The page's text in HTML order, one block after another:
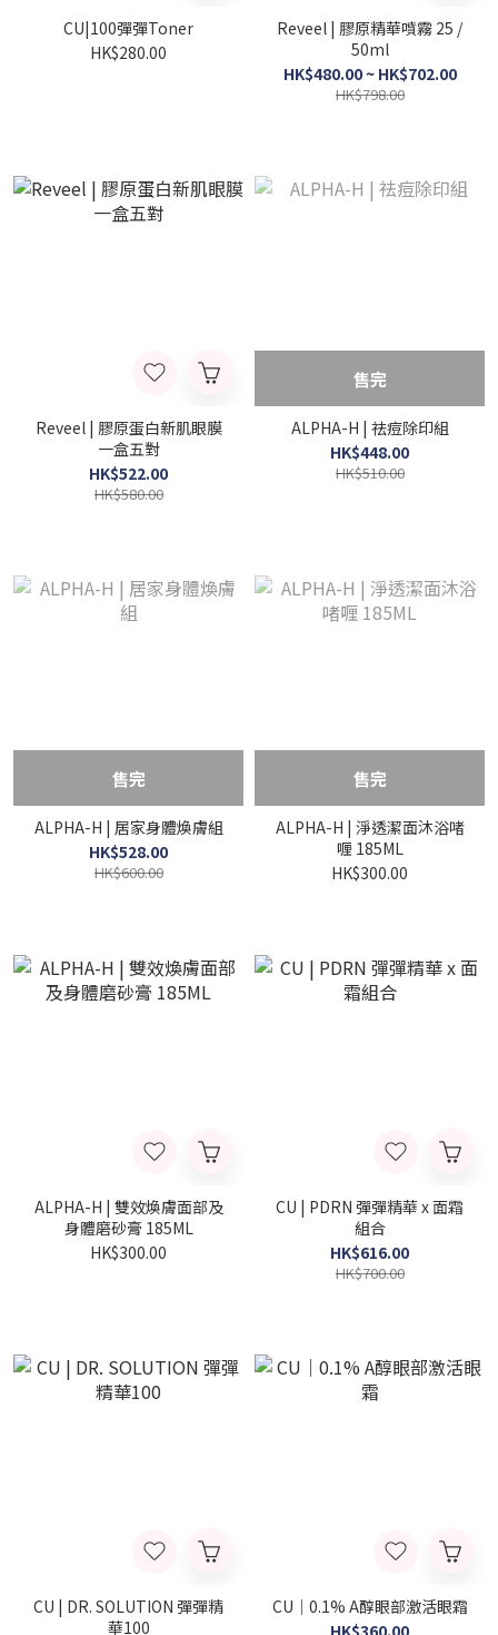
CU|100彈彈Toner
HK$280.00
Reveel | 膠原精華噴霧 25 /
50ml
HK$480.00 ~ HK$702.00
HK$798.00
Reveel | 膠原蛋白新肌眼膜
一盒五對
HK$522.00
HK$580.00
售完
ALPHA-H | 祛痘除印組
HK$448.00
HK$510.00
售完
ALPHA-H | 居家身體煥膚組
HK$528.00
HK$600.00
售完
ALPHA-H | 淨透潔面沐浴啫
喱 185ML
HK$300.00
ALPHA-H | 雙效煥膚面部及
身體磨砂膏 185ML
HK$300.00
CU | PDRN 彈彈精華 x 面霜
組合
HK$616.00
HK$700.00
CU | DR. SOLUTION 彈彈精
華100
CU｜0.1% A醇眼部激活眼霜
HK$360.00